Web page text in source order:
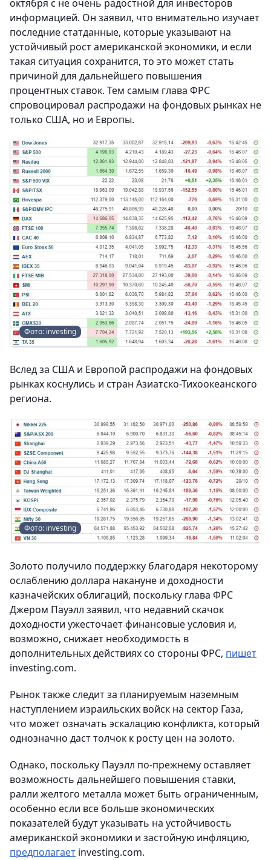
октября с не очень радостной для инвесторов
информацией. Он заявил, что внимательно изучает
последние статданные, которые указывают на
устойчивый рост американской экономики, и если
такая ситуация сохранится, то это может стать
причиной для дальнейшего повышения
процентных ставок. Тем самым глава ФРС
спровоцировал распродажи на фондовых рынках не
только США, но и Европы.
Фото: investing
Вслед за США и Европой распродажи на фондовых
рынках коснулись и стран Азиатско-Тихоокеанского
региона.
Фото: investing
Золото получило поддержку благодаря некоторому
ослаблению доллара накануне и доходности
казначейских облигаций, поскольку глава ФРС
Джером Пауэлл заявил, что недавний скачок
доходности ужесточает финансовые условия и,
возможно, снижает необходимость в
дополнительных действиях со стороны ФРС, пишет
investing.com.
Рынок также следит за планируемым наземным
наступлением израильских войск на сектор Газа,
что может означать эскалацию конфликта, который
однозначно даст толчок к росту цен на золото.
Однако, поскольку Пауэлл по-прежнему оставляет
возможность дальнейшего повышения ставки,
ралли желтого металла может быть ограниченным,
особенно если все больше экономических
показателей будут указывать на устойчивость
американской экономики и застойную инфляцию,
предполагает investing.com.